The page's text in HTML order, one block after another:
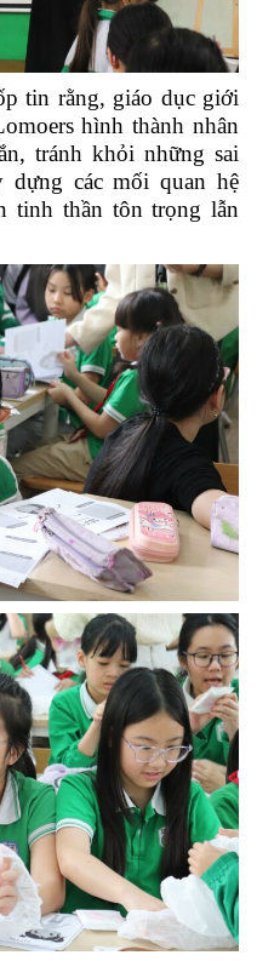
tin rằng, giáo dục giới
hình thành nhân
tránh khỏi những sai
các mối quan hệ
tinh thần tôn trọng lẫn